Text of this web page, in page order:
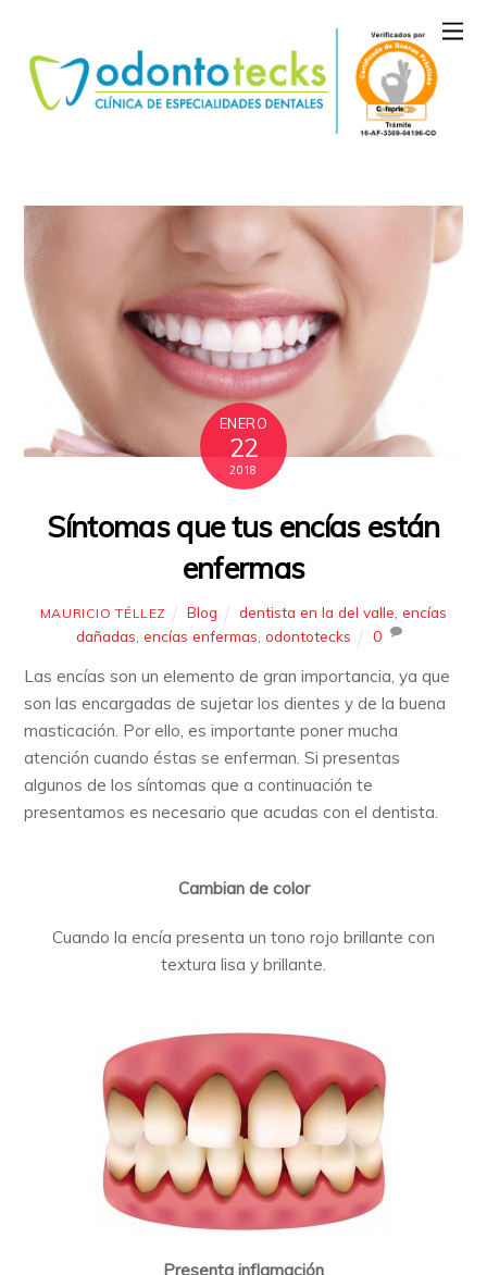
ENERO
22
2018
Síntomas que tus encías están
enfermas
MAURICIO TÉLLEZ Blog dentista en la del valle ,encías
dañadas encías enfermas odontotecks 0
Las encías son un elemento de gran importancia, ya que
son las encargadas de sujetar los dientes y de la buena
masticación. Por ello, es importante poner mucha
atención cuando éstas se enferman.Si presentas
algunos de los síntomas que a continuación te
presentamos es necesario que acudas con el dentista.
Cambian de color
Cuando la encía presenta un tono rojo brillante con
textura lisa y brillante.
Presenta inflamación